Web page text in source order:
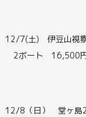
12/7(土) 伊豆山視
2ボート 16,500
12/8（日） 堂ヶ島